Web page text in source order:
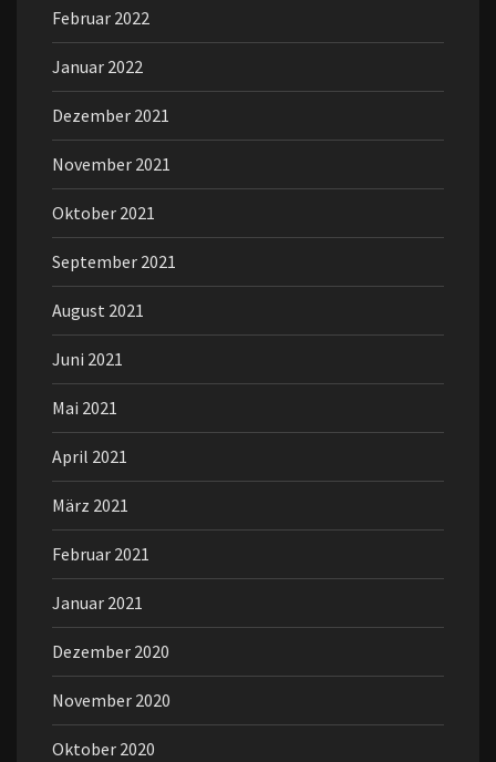
Februar 2022
Januar 2022
Dezember 2021
November 2021
Oktober 2021
September 2021
August 2021
Juni 2021
Mai 2021
April 2021
März 2021
Februar 2021
Januar 2021
Dezember 2020
November 2020
Oktober 2020